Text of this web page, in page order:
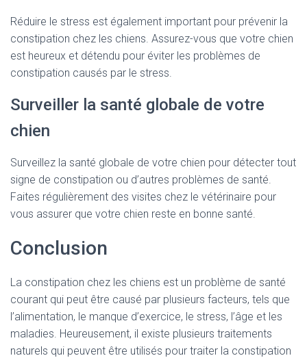
Réduire le stress est également important pour prévenir la
constipation chez les chiens. Assurez-vous que votre chien
est heureux et détendu pour éviter les problèmes de
constipation causés par le stress.
Surveiller la santé globale de votre
chien
Surveillez la santé globale de votre chien pour détecter tout
signe de constipation ou d’autres problèmes de santé.
Faites régulièrement des visites chez le vétérinaire pour
vous assurer que votre chien reste en bonne santé.
Conclusion
La constipation chez les chiens est un problème de santé
courant qui peut être causé par plusieurs facteurs, tels que
l’alimentation, le manque d’exercice, le stress, l’âge et les
maladies. Heureusement, il existe plusieurs traitements
naturels qui peuvent être utilisés pour traiter la constipation